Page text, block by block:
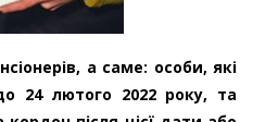
а саме: особи, які
24 лютого 2022 року, та